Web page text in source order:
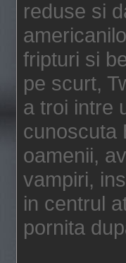
reduse si
fripturi si
pe scurt,
a troi intre
cunoscuta
oamenii,
vampiri,
in centrul
pornita